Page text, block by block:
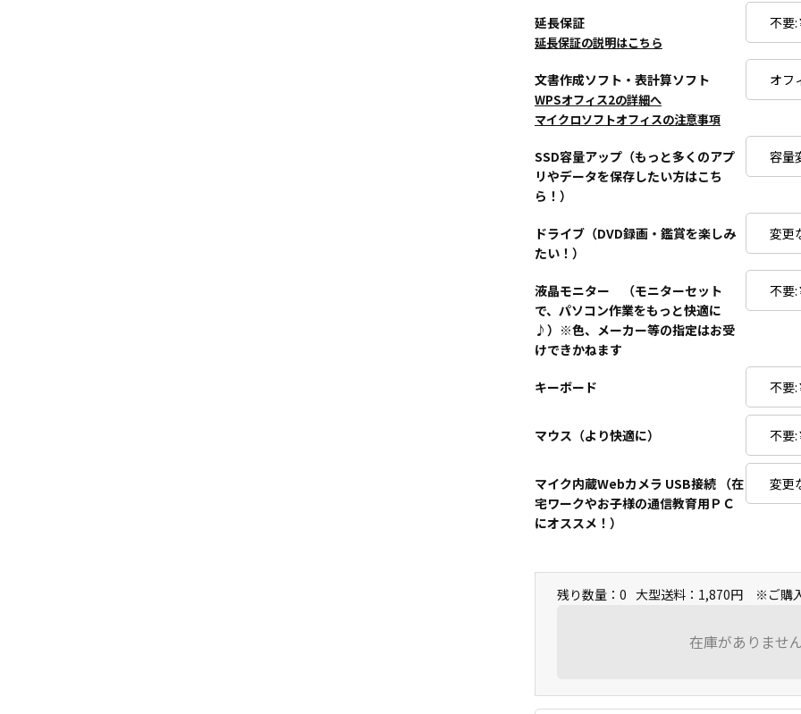
延長保証
延長保証の説明はこちら
文書作成ソフト・表計算ソフト
WPSオフィス2の詳細へ
マイクロソフトオフィスの注意事項
SSD容量アップ（もっと多くのアプ
リやデータを保存したい方はこち
ら！）
ドライブ（DVD録画・鑑賞を楽しみ
たい！）
液晶モニター （モニターセット
で、パソコン作業をもっと快適に
♪）※色、メーカー等の指定はお受
けできかねます
キーボード
マウス（より快適に）
マイク内蔵Webカメラ USB接続 （在
宅ワークやお子様の通信教育用ＰＣ
にオススメ！）
残り数量：0 大型送料：1,870円 ※ご購入
在庫がありませ